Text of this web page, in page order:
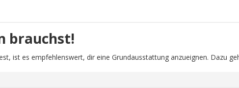
brauchst!
ist es empfehlenswert, dir eine Grundausstattung anzueignen. Dazu